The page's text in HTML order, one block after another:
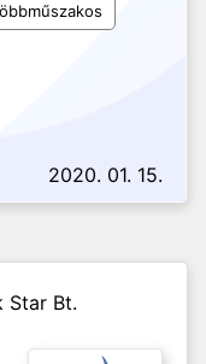
2020. 01. 15.
Star Bt.